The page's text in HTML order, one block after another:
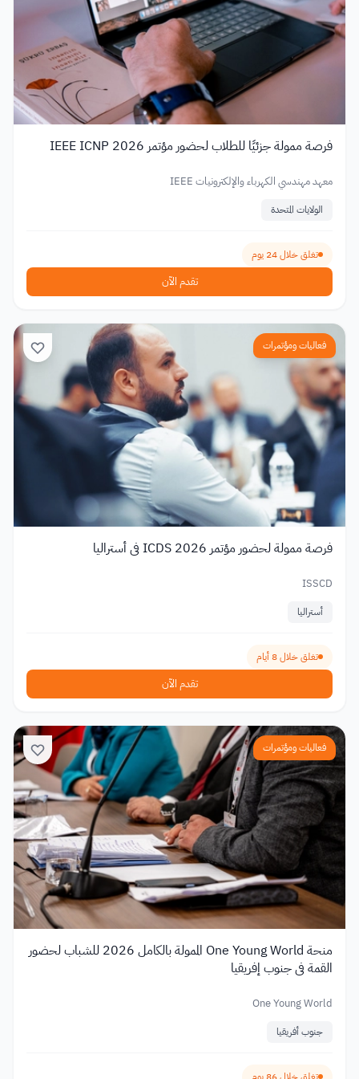
فرصة ممولة جزئيًا للطلاب لحضور مؤتمر IEEE ICNP 2026
معهد مهندسي الكهرباء والإلكترونيات IEEE
الولايات المتحدة
تغلق خلال 24 يوم
تقدم الآن
فعاليات ومؤتمرات
فرصة ممولة لحضور مؤتمر ICDS 2026 في أستراليا
ISSCD
أستراليا
تغلق خلال 8 أيام
تقدم الآن
فعاليات ومؤتمرات
منحة One Young World الممولة بالكامل 2026 للشباب لحضور
القمة في جنوب إفريقيا
One Young World
جنوب أفريقيا